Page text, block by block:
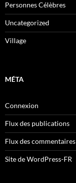
Personnes Célèbres
Uncategorized
Village
MÉTA
Connexion
Flux des publications
Flux des commentaires
Site de WordPress-FR